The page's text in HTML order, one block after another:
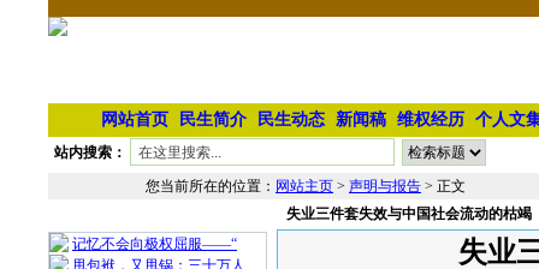
网站首页 民生简介 民生动态 新闻稿 维权经历 个人文
站内搜索：
您当前所在的位置： 网站主页 > 声明与报告 > 正文
记忆不会向极权屈服——“
甩包袱，又甩锅：三十万人
失业三件套失效与中国社会流动的枯竭
失业